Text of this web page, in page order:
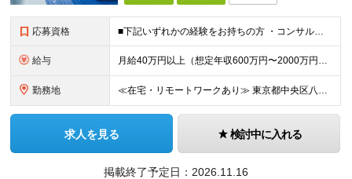
応募資格 ■下記いずれかの経験をお持ちの方 ・コンサルティングファーム出身者: 戦略系、Big4などでのM&A関連（Strategy/Transaction/PMI/カーブアウト）または企業変革プロジェクト経験
給与 月給40万円以上（想定年収600万円〜2000万円） ※経験・能力を考慮の上、当社規定により決定します。 ※賞与年2回支給 ※試用期間：原則6ヶ月（試用期間中の労働条件は本採用時と同様） ※残業代は全
勤務地 ≪在宅・リモートワークあり≫ 東京都中央区八重洲二丁目2番1号 東京ミッドタウン八重洲 八重洲セントラルタワー15階 ※プロジェクトによりその他全国、海外あり ※在宅勤務制度、リモートワーク制度あり
求人を見る 検討中に入れる
掲載終了予定日： 2026.11.16